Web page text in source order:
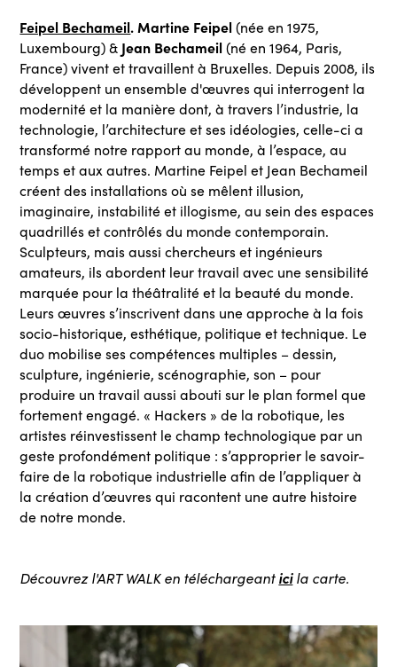
Feipel Bechameil. Martine Feipel (née en 1975,
Luxembourg) & Jean Bechameil (né en 1964, Paris,
France) vivent et travaillent à Bruxelles. Depuis 2008, ils
développent un ensemble d'œuvres qui interrogent la
modernité et la manière dont, à travers l’industrie, la
technologie, l’architecture et ses idéologies, celle-ci a
transformé notre rapport au monde, à l’espace, au
temps et aux autres. Martine Feipel et Jean Bechameil
créent des installations où se mêlent illusion,
imaginaire, instabilité et illogisme, au sein des espaces
quadrillés et contrôlés du monde contemporain.
Sculpteurs, mais aussi chercheurs et ingénieurs
amateurs, ils abordent leur travail avec une sensibilité
marquée pour la théâtralité et la beauté du monde.
Leurs œuvres s’inscrivent dans une approche à la fois
socio-historique, esthétique, politique et technique. Le
duo mobilise ses compétences multiples – dessin,
sculpture, ingénierie, scénographie, son – pour
produire un travail aussi abouti sur le plan formel que
fortement engagé. « Hackers » de la robotique, les
artistes réinvestissent le champ technologique par un
geste profondément politique : s’approprier le savoir-
faire de la robotique industrielle afin de l’appliquer à
la création d’œuvres qui racontent une autre histoire
de notre monde.
Découvrez l'ART WALK en téléchargeant icila carte.